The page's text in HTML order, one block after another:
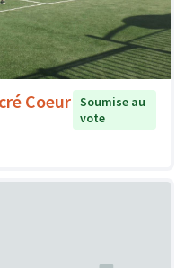
Coeur Soumise au
vote